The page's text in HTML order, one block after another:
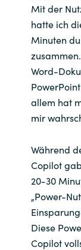
Mit der
hatte ich
Minuten
Word-
allem hat
mir
Während
Copilot
20-30
„Power-
Diese
Copilot